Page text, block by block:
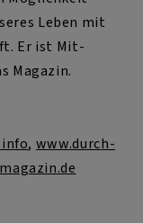
Leben mit
Er ist Mit-
Magazin.
, www.durch-